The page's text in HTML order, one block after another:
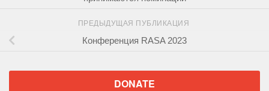
ПРЕДЫДУЩАЯ ПУБЛИКАЦИЯ
Конференция RASA 2023
DONATE